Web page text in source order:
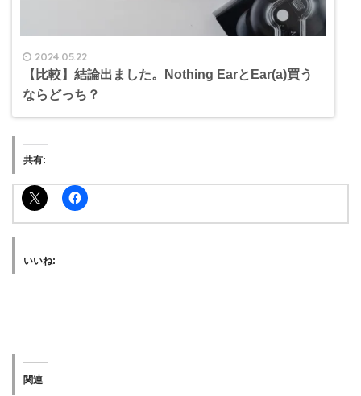
2024.05.22
【比較】結論出ました。Nothing EarとEar(a)買う
ならどっち？
共有:
いいね:
関連